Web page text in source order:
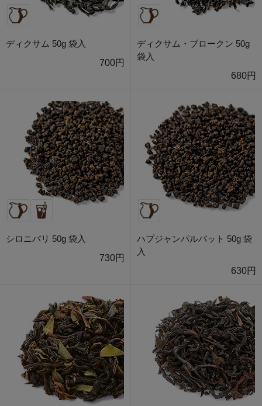
ディクサム 50g 袋入
700円
ディクサム・ブロークン 50g
袋入
680円
シロニバリ 50g 袋入
730円
ハプジャンパルバット 50g 袋
入
630円